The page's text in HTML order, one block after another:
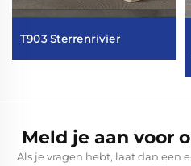
T903 Sterrenrivier
Meld je aan voor
Als je vragen hebt, laat dan een